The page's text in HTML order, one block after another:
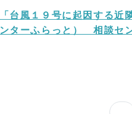
「台風１９号に起因する
ンターふらっと） 相談セ